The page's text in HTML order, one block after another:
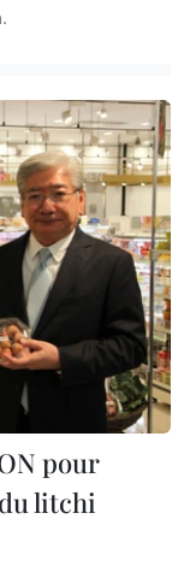
pour
litchi